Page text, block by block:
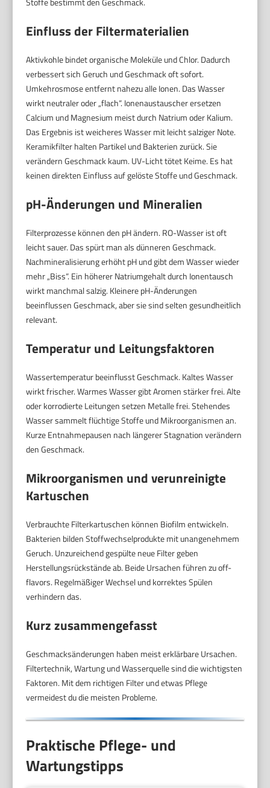
Einfluss der Filtermaterialien
Aktivkohle bindet organische Moleküle und Chlor. Dadurch
verbessert sich Geruch und Geschmack oft sofort.
Umkehrosmose entfernt nahezu alle Ionen. Das Wasser
wirkt neutraler oder „flach“. Ionenaustauscher ersetzen
Calcium und Magnesium meist durch Natrium oder Kalium.
Das Ergebnis ist weicheres Wasser mit leicht salziger Note.
Keramikfilter halten Partikel und Bakterien zurück. Sie
verändern Geschmack kaum. UV-Licht tötet Keime. Es hat
keinen direkten Einfluss auf gelöste Stoffe und Geschmack.
pH-Änderungen und Mineralien
Filterprozesse können den pH ändern. RO-Wasser ist oft
leicht sauer. Das spürt man als dünneren Geschmack.
Nachmineralisierung erhöht pH und gibt dem Wasser wieder
mehr „Biss“. Ein höherer Natriumgehalt durch Ionentausch
wirkt manchmal salzig. Kleinere pH-Änderungen
beeinflussen Geschmack, aber sie sind selten gesundheitlich
relevant.
Temperatur und Leitungsfaktoren
Wassertemperatur beeinflusst Geschmack. Kaltes Wasser
wirkt frischer. Warmes Wasser gibt Aromen stärker frei. Alte
oder korrodierte Leitungen setzen Metalle frei. Stehendes
Wasser sammelt flüchtige Stoffe und Mikroorganismen an.
Kurze Entnahmepausen nach längerer Stagnation verändern
den Geschmack.
Mikroorganismen und verunreinigte
Kartuschen
Verbrauchte Filterkartuschen können Biofilm entwickeln.
Bakterien bilden Stoffwechselprodukte mit unangenehmem
Geruch. Unzureichend gespülte neue Filter geben
Herstellungsrückstände ab. Beide Ursachen führen zu off-
flavors. Regelmäßiger Wechsel und korrektes Spülen
verhindern das.
Kurz zusammengefasst
Geschmacksänderungen haben meist erklärbare Ursachen.
Filtertechnik, Wartung und Wasserquelle sind die wichtigsten
Faktoren. Mit dem richtigen Filter und etwas Pflege
vermeidest du die meisten Probleme.
Praktische Pflege- und
Wartungstipps